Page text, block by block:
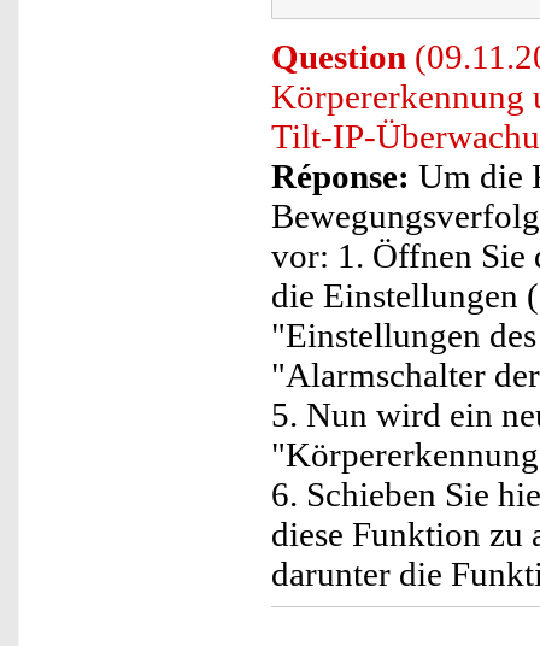
Question
Körpererkennung
Tilt-IP-
Réponse: Um die
vor: 1. Öffnen Sie
die Einstellungen
"Einstellungen
"Alarmschalter
5. Nun wird ein
6. Schieben Sie
diese Funktion zu
darunter die